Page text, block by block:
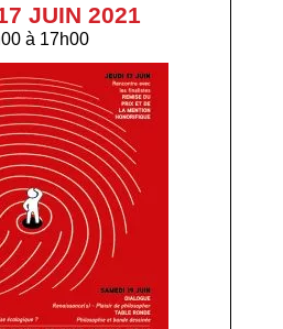
JUIN 2021
à 17h00